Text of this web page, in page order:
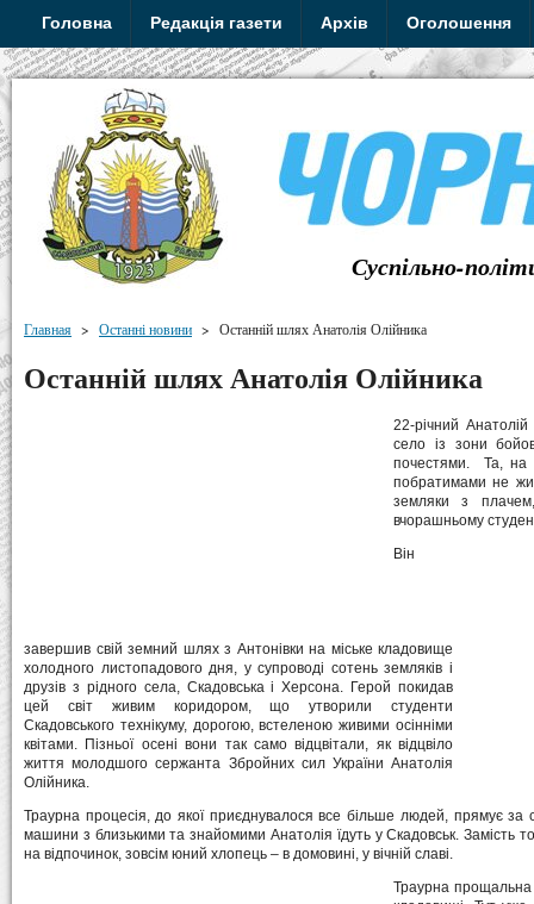
Головна Редакція газети Архів Оголошення
Суспільно-
Главная > Останні новини > Останній шлях Анатолія Олійника
Останній шлях Анатолія Олійника
22-річний
село із зони
почестями. Та, на
побратимами не
земляки з
вчорашньому
Він
завершив свій земний шлях з Антонівки на міське кладовище
холодного листопадового дня, у супроводі сотень земляків і
друзів з рідного села, Скадовська і Херсона. Герой покидав
цей світ живим коридором, що утворили студенти
Скадовського технікуму, дорогою, встеленою живими осінніми
квітами. Пізньої осені вони так само відцвітали, як відцвіло
життя молодшого сержанта Збройних сил України Анатолія
Олійника.
Траурна процесія, до якої приєднувалося все більше людей, прямує за
машини з близькими та знайомими Анатолія їдуть у Скадовськ. Замість
на відпочинок, зовсім юний хлопець – в домовині, у вічній славі.
Траурна прощальна